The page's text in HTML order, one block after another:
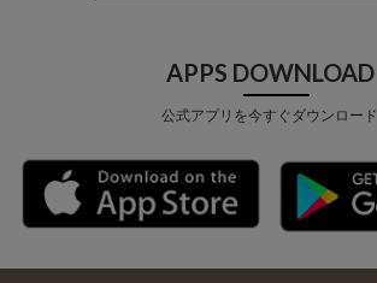
APPS DOWNLOAD
公式アプリを今すぐダウンロード